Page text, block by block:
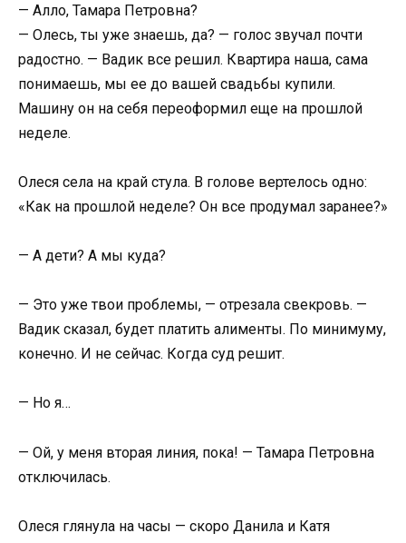
— Алло, Тамара Петровна?
— Олесь, ты уже знаешь, да? — голос звучал почти
радостно. — Вадик все решил. Квартира наша, сама
понимаешь, мы ее до вашей свадьбы купили.
Машину он на себя переоформил еще на прошлой
неделе.
Олеся села на край стула. В голове вертелось одно:
«Как на прошлой неделе? Он все продумал заранее?»
— А дети? А мы куда?
— Это уже твои проблемы, — отрезала свекровь. —
Вадик сказал, будет платить алименты. По минимуму,
конечно. И не сейчас. Когда суд решит.
— Но я…
— Ой, у меня вторая линия, пока! — Тамара Петровна
отключилась.
Олеся глянула на часы — скоро Данила и Катя